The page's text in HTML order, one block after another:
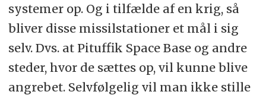
systemer op. Og i tilfælde af en krig, så
bliver disse missilstationer et mål i sig
selv. Dvs. at Pituffik Space Base og andre
steder, hvor de sættes op, vil kunne blive
angrebet. Selvfølgelig vil man ikke stille